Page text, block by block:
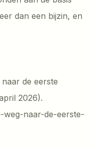
dan een bijzin, en
de eerste
2026).
weg-naar-de-eerste-